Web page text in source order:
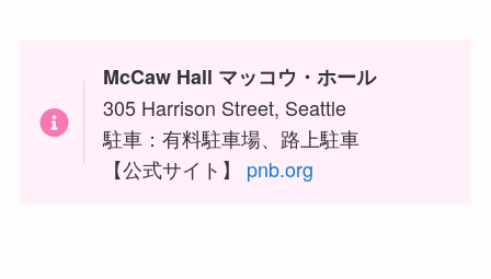
McCaw Hall マッコウ・ホール
305 Harrison Street, Seattle
駐車：有料駐車場、路上駐車
【公式サイト】 pnb.org